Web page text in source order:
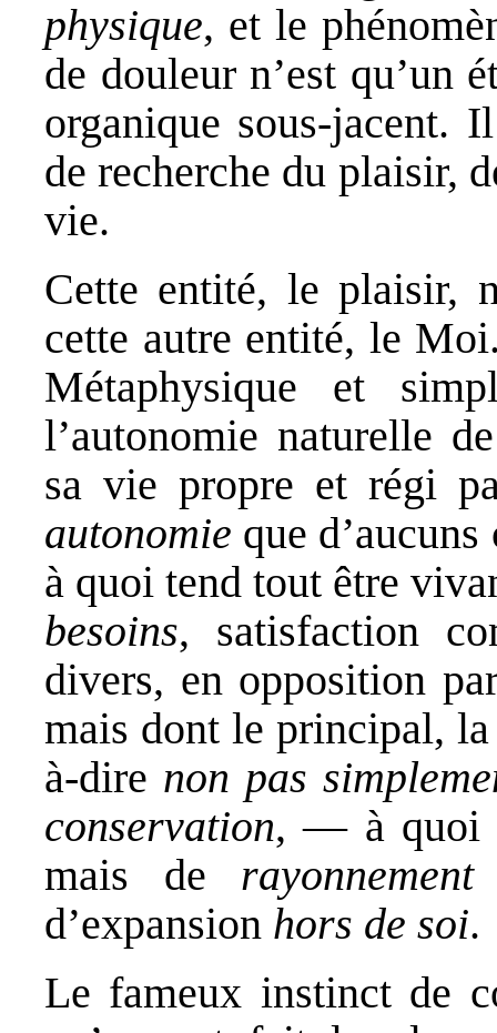
physique, et le
de douleur n’est qu’un
organique sous-jacent.
de recherche du plaisir,
vie.
Cette entité, le plaisir,
cette autre entité, le
Métaphysique et
l’autonomie naturelle
sa vie propre et régi
autonomie que
à quoi tend tout être
besoins, satisfaction
divers, en opposition
mais dont le principal,
à-dire non pas
conservation, — à quoi
mais de rayonnement
d’expansion hors de soi.
Le fameux instinct de